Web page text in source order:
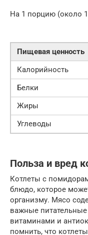
На 1 порцию (около
Пищевая ценность
Калорийность
Белки
Жиры
Углеводы
Польза и вред
Котлеты с
блюдо, которое
организму. Мясо
важные
витаминами и
помнить, что